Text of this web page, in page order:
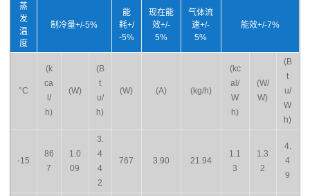
蒸
发
温
度
制冷量+/-5%
能
耗+/
-5%
现在能
效+/-
5%
气体流
速+/-
5%
能效+/-7%
°C
(k
ca
l/
h)
(W)
(B
t
u/
h)
(W) (A) (kg/h)
(kc
al/
W
h)
(W/
W)
(B
t
u/
W
h)
-15
86
7
1.0
09
3.
4
4
2
767 3.90 21.94
1.1
3
1.3
2
4.
4
9